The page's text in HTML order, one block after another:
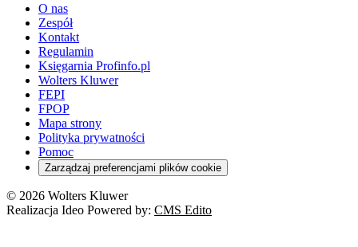
O nas
Zespół
Kontakt
Regulamin
Księgarnia Profinfo.pl
Wolters Kluwer
FEPI
FPOP
Mapa strony
Polityka prywatności
Pomoc
Zarządzaj preferencjami plików cookie
© 2026 Wolters Kluwer
Realizacja Ideo Powered by: CMS Edito